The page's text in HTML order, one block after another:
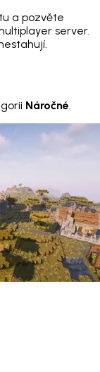
a pozvěte
server.
Náročné.